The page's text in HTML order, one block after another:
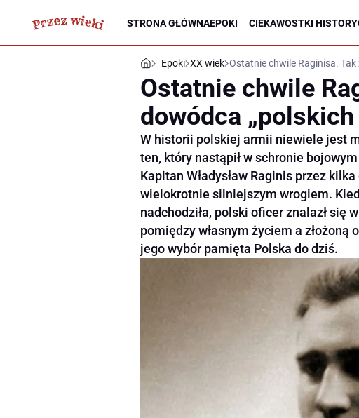
STRONA GŁÓWNAEPOKI CIEKAWOSTKI
Epoki XX wiek Ostatnie chwile Raginisa. Tak
Ostatnie chwile
dowódca
W historii polskiej armii niewiele jest
ten, który nastąpił w schronie
Kapitan Władysław Raginis przez
wielokrotnie silniejszym wrogiem.
nadchodziła, polski oficer znalazł się
pomiędzy własnym życiem a złożoną
jego wybór pamięta Polska do dziś.